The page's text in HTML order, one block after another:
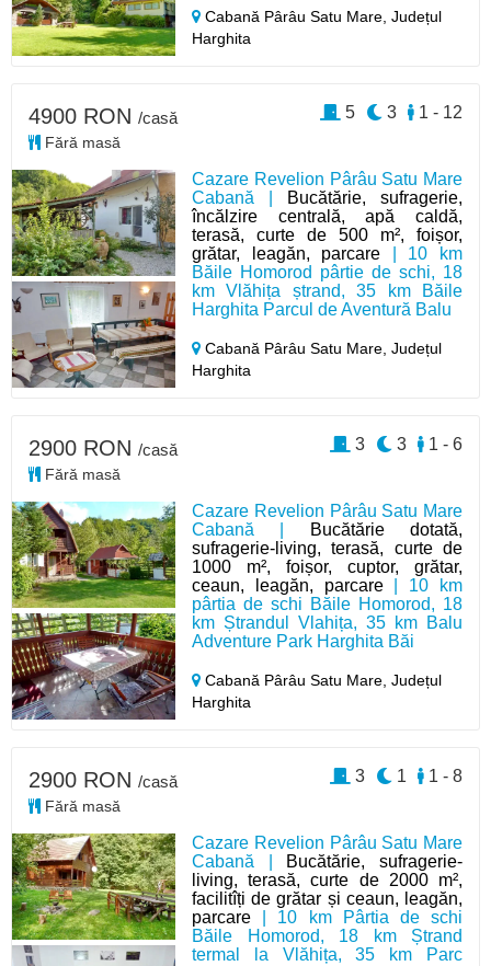
Cabană Pârâu Satu Mare,Județul
Harghita
Cazare Revelion Pârâu Satu Mare
Cabană |
Bucătărie, sufragerie,
încălzire centrală, apă caldă,
terasă, curte de 500 m², foișor,
grătar, leagăn, parcare | 10 km
Băile Homorod pârtie de schi, 18
km Vlăhița ștrand, 35 km Băile
Harghita Parcul de Aventură Balu
Cabană Pârâu Satu Mare,Județul
Harghita
4900 RON /casă
Fără masă
1 - 12
3
5
Cazare Revelion Pârâu Satu Mare
Cabană |
Bucătărie dotată,
sufragerie-living, terasă, curte de
1000 m², foișor, cuptor, grătar,
ceaun, leagăn, parcare| 10 km
pârtia de schi Băile Homorod, 18
km Ștrandul Vlahița, 35 km Balu
Adventure Park Harghita Băi
Cabană Pârâu Satu Mare,Județul
Harghita
2900 RON /casă
Fără masă
1 - 6
3
3
Cazare Revelion Pârâu Satu Mare
Cabană | Bucătărie, sufragerie-
living, terasă, curte de 2000 m²,
facilitîți de grătar și ceaun, leagăn,
parcare | 10 km Pârtia de schi
Băile Homorod, 18 km Ștrand
termal la Vlăhița, 35 km Parc
2900 RON /casă
Fără masă
1 - 8
1
3